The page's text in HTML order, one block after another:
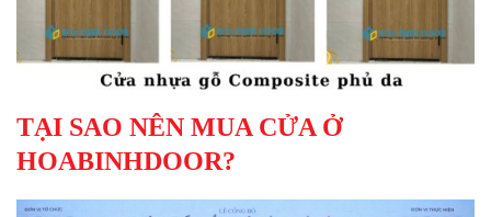
TẠI SAO NÊN MUA CỬA Ở
HOABINHDOOR?